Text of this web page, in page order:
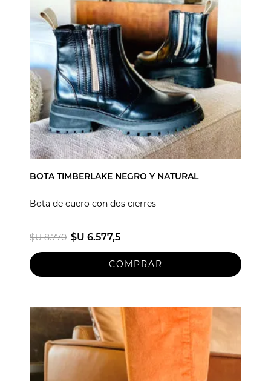
BOTA TIMBERLAKE NEGRO Y NATURAL
Bota de cuero con dos cierres
$U 8.770 $U 6.577,5